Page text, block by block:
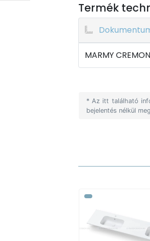
Termék
MARMY
* Az itt található
bejelentés nélkül